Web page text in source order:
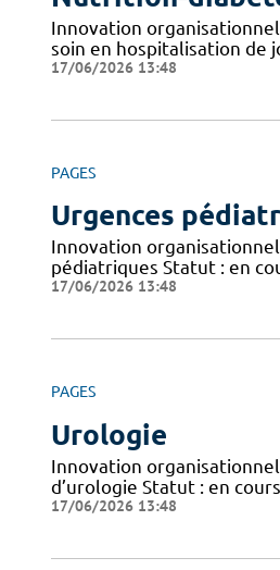
Innovation
soin en hospitalisation de
17/06/2026 13:48
PAGES
Urgences
Innovation
pédiatriques Statut : en
17/06/2026 13:48
PAGES
Urologie
Innovation
d’urologie Statut : en
17/06/2026 13:48